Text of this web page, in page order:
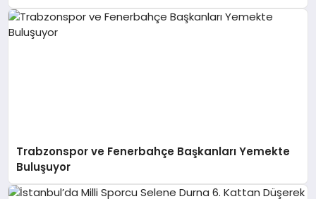
Trabzonspor ve Fenerbahçe Başkanları Yemekte
Buluşuyor